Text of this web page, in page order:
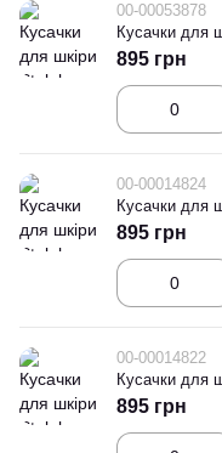
00-00053878
Кусачки для
895 грн
00-00014824
Кусачки для
895 грн
00-00014822
Кусачки для
895 грн